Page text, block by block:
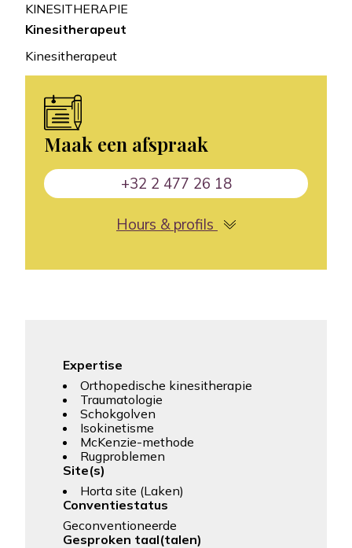
KINESITHERAPIE
Kinesitherapeut
Kinesitherapeut
Maak een afspraak
+32 2 477 26 18
Hours & profils
Expertise
Orthopedische kinesitherapie
Traumatologie
Schokgolven
Isokinetisme
McKenzie-methode
Rugproblemen
Site(s)
Horta site (Laken)
Conventiestatus
Geconventioneerde
Gesproken taal(talen)